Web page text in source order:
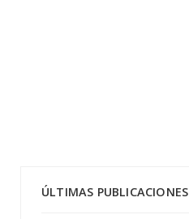
ÚLTIMAS PUBLICACIONES